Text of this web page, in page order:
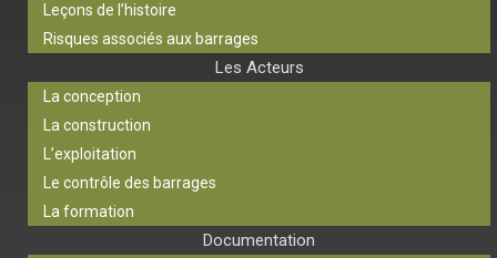
Leçons de l’histoire
Risques associés aux barrages
Les Acteurs
La conception
La construction
L’exploitation
Le contrôle des barrages
La formation
Documentation